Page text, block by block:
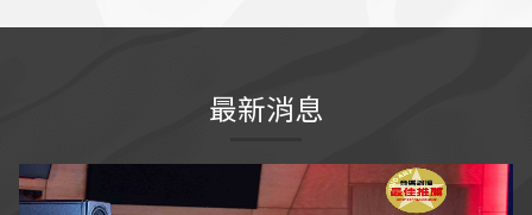
最新消息